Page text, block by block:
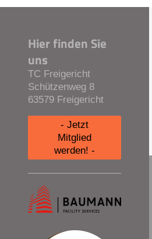
Hier finden Sie
uns
TC Freigericht
Schützenweg 8
63579 Freigericht
- Jetzt
Mitglied
werden! -